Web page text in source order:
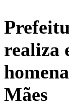
realiza
Mães